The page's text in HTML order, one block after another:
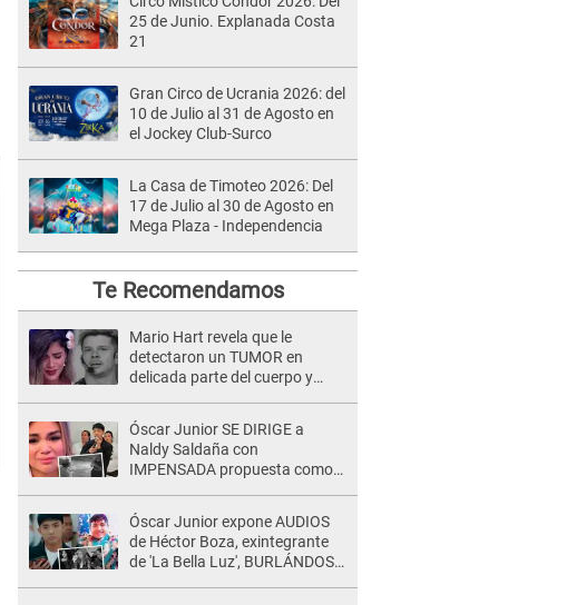
25 de Junio. Explanada Costa
21
Gran Circo de Ucrania 2026: del
10 de Julio al 31 de Agosto en
el Jockey Club-Surco
La Casa de Timoteo 2026: Del
17 de Julio al 30 de Agosto en
Mega Plaza - Independencia
Te Recomendamos
Mario Hart revela que le
detectaron un TUMOR en
delicada parte del cuerpo y
muy fuertes..."
Óscar Junior SE DIRIGE a
Naldy Saldaña con
IMPENSADA propuesta como
denuncia: "Otro tipo de ley..."
Óscar Junior expone AUDIOS
de Héctor Boza, exintegrante
de 'La Bella Luz', BURLÁNDOSE